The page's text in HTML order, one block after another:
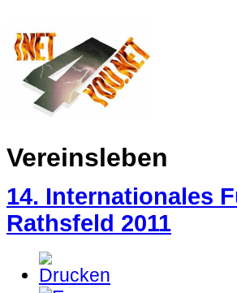
Vereinsleben
14. Internationales
Rathsfeld 2011